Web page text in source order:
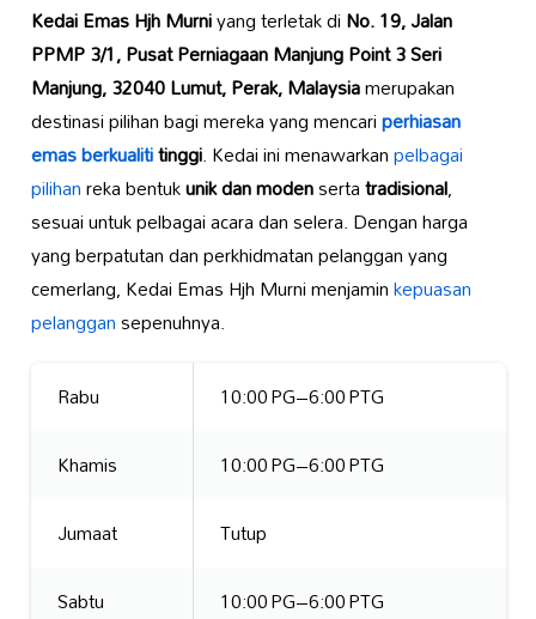
Kedai Emas Hjh Murniyang terletak diNo. 19, Jalan
PPMP 3/1, Pusat Perniagaan Manjung Point 3 Seri
Manjung, 32040 Lumut, Perak, Malaysiamerupakan
destinasi pilihan bagi mereka yang mencariperhiasan
emas berkualititinggi. Kedai ini menawarkanpelbagai
pilihanreka bentukunik dan modensertatradisional,
sesuai untuk pelbagai acara dan selera. Dengan harga
yang berpatutan dan perkhidmatan pelanggan yang
cemerlang, Kedai Emas Hjh Murni menjaminkepuasan
pelanggansepenuhnya.
Rabu
10:00 PG–6:00 PTG
Khamis
10:00 PG–6:00 PTG
Jumaat
Tutup
Sabtu
10:00 PG–6:00 PTG